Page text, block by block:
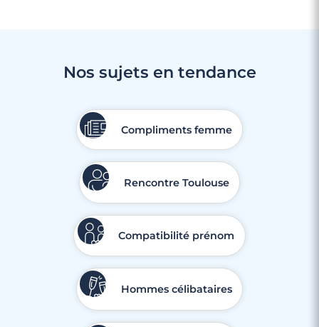
Nos sujets en tendance
Compliments femme
Rencontre Toulouse
Compatibilité prénom
Hommes célibataires